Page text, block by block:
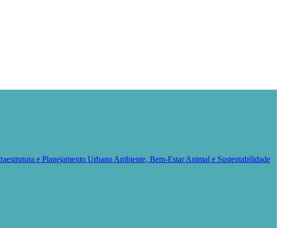
e Planejamento Urbano Ambiente, Bem-Estar Animal e Sustentabilidade